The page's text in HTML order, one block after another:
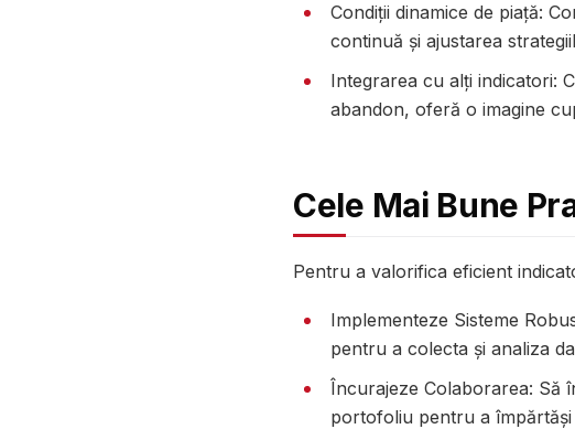
Condiții dinamice de piață:
continuă și ajustarea
Integrarea cu alți indicatori:
abandon, oferă o imagine
Cele Mai Bune
Pentru a valorifica eficient
Implementeze Sisteme
pentru a colecta și analiza
Încurajeze Colaborarea: Să
portofoliu pentru a împărtăși